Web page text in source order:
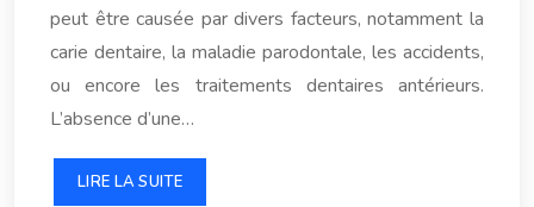
peut être causée par divers facteurs, notamment la
carie dentaire, la maladie parodontale, les accidents,
ou encore les traitements dentaires antérieurs.
L’absence d’une…
LIRE LA SUITE